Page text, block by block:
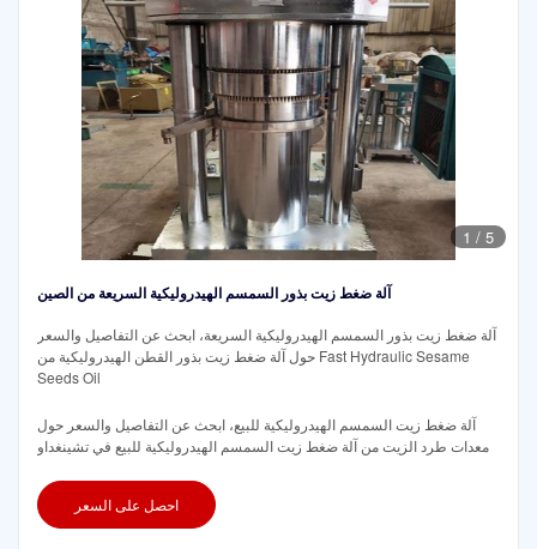
1 / 5
آلة ضغط زيت بذور السمسم الهيدروليكية السريعة من الصين
آلة ضغط زيت بذور السمسم الهيدروليكية السريعة، ابحث عن التفاصيل والسعر
حول آلة ضغط زيت بذور القطن الهيدروليكية من Fast Hydraulic Sesame
Seeds Oil
آلة ضغط زيت السمسم الهيدروليكية للبيع، ابحث عن التفاصيل والسعر حول
معدات طرد الزيت من آلة ضغط زيت السمسم الهيدروليكية للبيع في تشينغداو
احصل على السعر